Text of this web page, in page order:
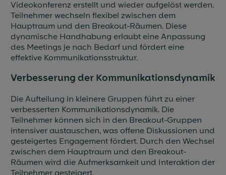
Videokonferenz erstellt und wieder aufgelöst werden.
Teilnehmer wechseln flexibel zwischen dem
Hauptraum und den Breakout-Räumen. Diese
dynamische Handhabung erlaubt eine Anpassung
des Meetings je nach Bedarf und fördert eine
effektive Kommunikationsstruktur.
Verbesserung der Kommunikationsdynamik
Die Aufteilung in kleinere Gruppen führt zu einer
verbesserten Kommunikationsdynamik. Die
Teilnehmer können sich in den Breakout-Gruppen
intensiver austauschen, was offene Diskussionen und
gesteigertes Engagement fördert. Durch den Wechsel
zwischen dem Hauptraum und den Breakout-
Räumen wird die Aufmerksamkeit und Interaktion der
Teilnehmer gesteigert.